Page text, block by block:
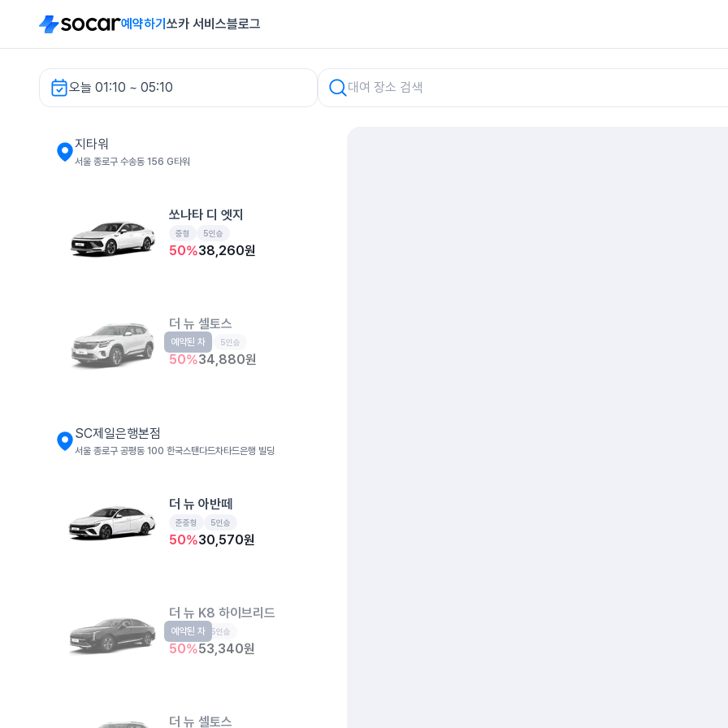
예약하기 쏘카 서비스블로그
오늘 01:10 ~ 05:10
지타워
서울 종로구 수송동 156 G타워
쏘나타 디 엣지
중형 5인승
50%38,260원
더 뉴 셀토스
소형SUV 5인승
50%34,880원
예약된 차
SC제일은행본점
서울 종로구 공평동 100 한국스탠다드차타드은행 빌딩
더 뉴 아반떼
준중형 5인승
50%30,570원
더 뉴 K8 하이브리드
준대형 5인승
50%53,340원
예약된 차
더 뉴 셀토스